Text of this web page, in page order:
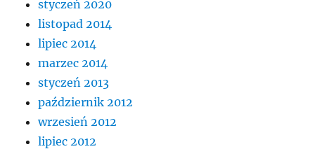
styczeń 2020
listopad 2014
lipiec 2014
marzec 2014
styczeń 2013
październik 2012
wrzesień 2012
lipiec 2012